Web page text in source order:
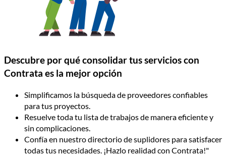
Descubre por qué consolidar tus servicios con
Contrata es la mejor opción
Simplificamos la búsqueda de proveedores confiables
para tus proyectos.
Resuelve toda tu lista de trabajos de manera eficiente y
sin complicaciones.
Confía en nuestro directorio de suplidores para satisfacer
todas tus necesidades. ¡Hazlo realidad con Contrata!"